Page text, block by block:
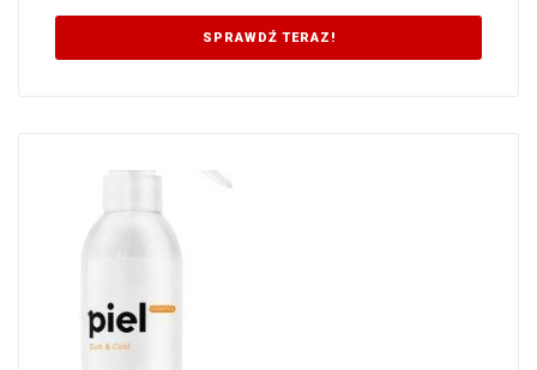
SPRAWDŹ TERAZ!